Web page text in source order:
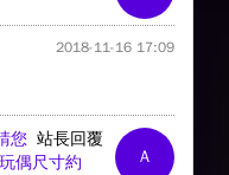
2018-11-16 17:09
A
站長回覆
您
偶尺寸約